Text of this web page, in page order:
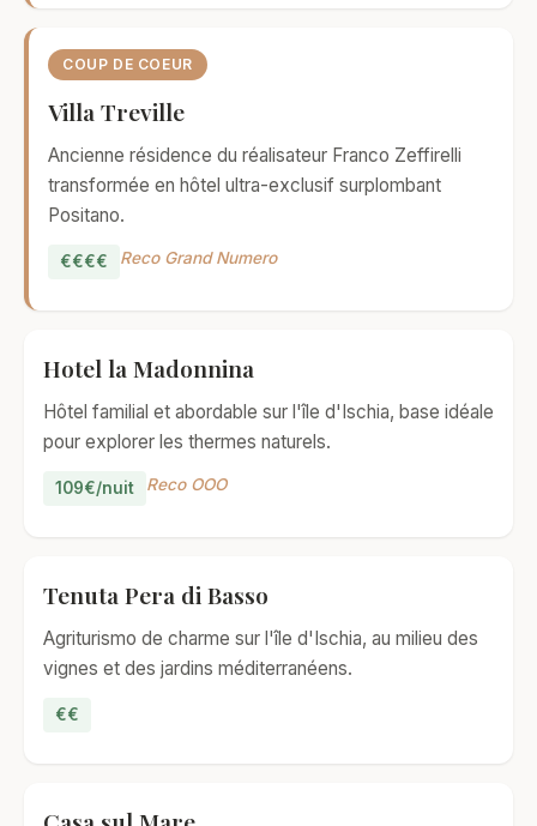
COUP DE COEUR
Villa Treville
Ancienne résidence du réalisateur Franco Zeffirelli
transformée en hôtel ultra-exclusif surplombant
Positano.
€€€€ Reco Grand Numero
Hotel la Madonnina
Hôtel familial et abordable sur l'île d'Ischia, base idéale
pour explorer les thermes naturels.
109€/nuit Reco OOO
Tenuta Pera di Basso
Agriturismo de charme sur l'île d'Ischia, au milieu des
vignes et des jardins méditerranéens.
€€